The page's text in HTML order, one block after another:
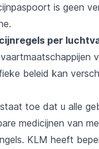
is geen
per
beleid kan
toe dat u alle
medicijnen van
KLM heeft